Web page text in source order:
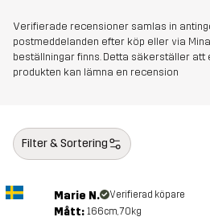
Verifierade recensioner samlas in
postmeddelanden efter köp eller via
beställningar finns. Detta säkerställer att
produkten kan lämna en recension
Filter & Sortering
Marie N. Verifierad köpare
Mått: 166cm, 70kg